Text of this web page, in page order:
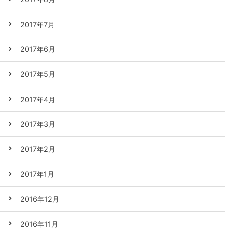
2017年7月
2017年6月
2017年5月
2017年4月
2017年3月
2017年2月
2017年1月
2016年12月
2016年11月